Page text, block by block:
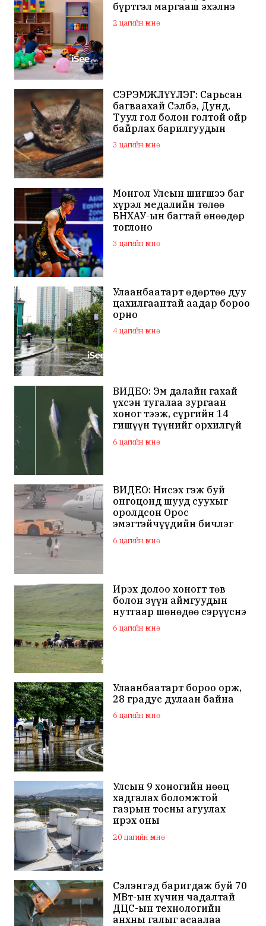
бүртгэл маргааш эхэлнэ
2 цагийн өмнө
СЭРЭМЖЛҮҮЛЭГ: Сарьсан
багваахай Сэлбэ, Дунд,
Туул гол болон голтой ойр
байрлах барилгуудын
дээвэр зэрэг газарт ихээр
үүрлэж байна
3 цагийн өмнө
Монгол Улсын шигшээ баг
хүрэл медалийн төлөө
БНХАУ-ын багтай өнөөдөр
тоглоно
3 цагийн өмнө
Улаанбаатарт өдөртөө дуу
цахилгаантай аадар бороо
орно
4 цагийн өмнө
ВИДЕО: Эм далайн гахай
үхсэн тугалаа зургаан
хоног тээж, сүргийн 14
гишүүн түүнийг орхилгүй
сэлжээ
6 цагийн өмнө
ВИДЕО: Нисэх гэж буй
онгоцонд шууд суухыг
оролдсон Орос
эмэгтэйчүүдийн бичлэг
дэлхий нийтийн
анхааралд оров
6 цагийн өмнө
Ирэх долоо хоногт төв
болон зүүн аймгуудын
нутгаар шөнөдөө сэрүүснэ
6 цагийн өмнө
Улаанбаатарт бороо орж,
28 градус дулаан байна
6 цагийн өмнө
Улсын 9 хоногийн нөөц
хадгалах боломжтой
газрын тосны агуулах
ирэх оны
арванхоёрдугаар сар
ашиглалтад орно
20 цагийн өмнө
Сэлэнгэд баригдаж буй 70
МВт-ын хүчин чадалтай
ДЦС-ын технологийн
анхны галыг асаалаа